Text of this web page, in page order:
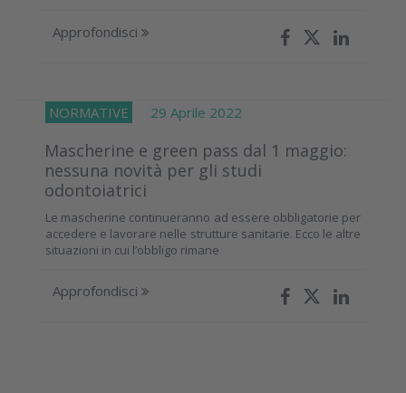
Approfondisci
NORMATIVE 29 Aprile 2022
Mascherine e green pass dal 1 maggio:
nessuna novità per gli studi
odontoiatrici
Le mascherine continueranno ad essere obbligatorie per
accedere e lavorare nelle strutture sanitarie. Ecco le altre
situazioni in cui l’obbligo rimane
Approfondisci